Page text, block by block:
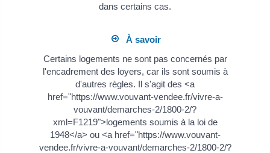
dans certains cas.
À savoir
Certains logements ne sont pas concernés par
l'encadrement des loyers, car ils sont soumis à
d'autres règles. Il s'agit des <a
href="https://www.vouvant-vendee.fr/vivre-a-
vouvant/demarches-2/1800-2/?
xml=F1219">logements soumis à la loi de
1948</a> ou <a href="https://www.vouvant-
vendee.fr/vivre-a-vouvant/demarches-2/1800-2/?